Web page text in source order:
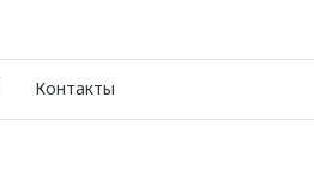
Контакты